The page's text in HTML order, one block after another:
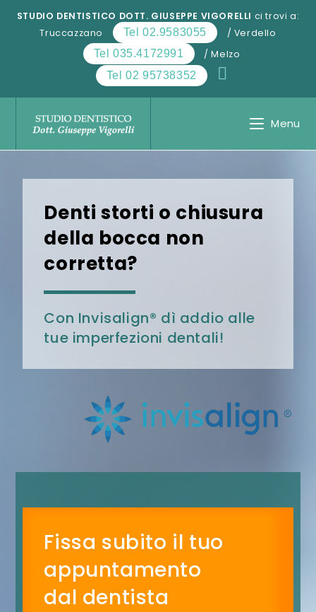
STUDIO DENTISTICO DOTT. GIUSEPPE VIGORELLI ci trovi a:
Truccazzano
Tel 02.9583055
/ Verdello
Tel 035.4172991
/ Melzo
Tel 02 95738352
Menu
Denti storti o chiusura
della bocca non
corretta?
Con Invisalign® dì addio alle
tue imperfezioni dentali!
Fissa subito il tuo
appuntamento
dal dentista